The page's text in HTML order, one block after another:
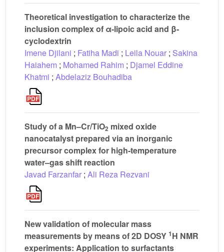
Theoretical investigation to characterize the
inclusion complex of α-lipoic acid and β-
cyclodextrin
Imene Djilani ; Fatiha Madi ; Leila Nouar ; Sakina
Haiahem ; Mohamed Rahim ; Djamel Eddine
Khatmi ; Abdelaziz Bouhadiba
Study of a Mn–Cr/TiO2 mixed oxide
nanocatalyst prepared via an inorganic
precursor complex for high-temperature
water–gas shift reaction
Javad Farzanfar ; Ali Reza Rezvani
New validation of molecular mass
measurements by means of 2D DOSY 1H NMR
experiments: Application to surfactants